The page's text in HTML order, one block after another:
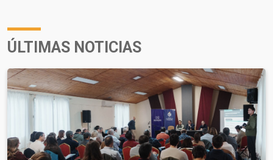
ÚLTIMAS NOTICIAS